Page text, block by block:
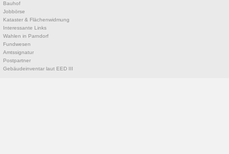
Bauhof
Jobbörse
Kataster & Flächenwidmung
Interessante Links
Wahlen in Parndorf
Fundwesen
Amtssignatur
Postpartner
Gebäudeinventar laut EED III